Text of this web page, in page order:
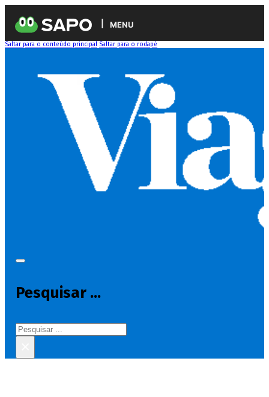
MENU
Saltar para o conteúdo principal Saltar para o rodapé
Pesquisar ...
Pesquisar